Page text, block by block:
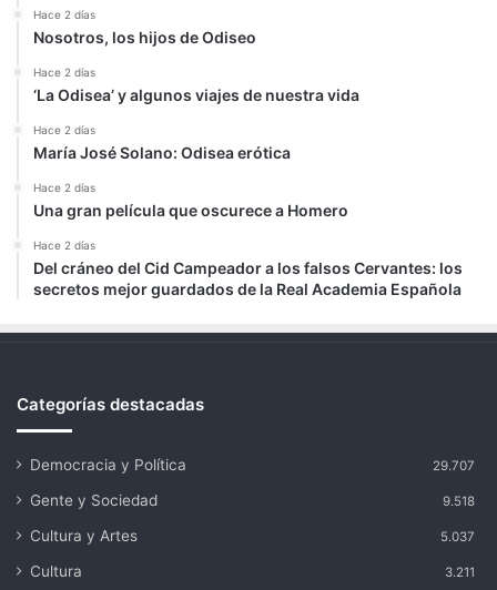
Hace 2 días
Nosotros, los hijos de Odiseo
Hace 2 días
‘La Odisea’ y algunos viajes de nuestra vida
Hace 2 días
María José Solano: Odisea erótica
Hace 2 días
Una gran película que oscurece a Homero
Hace 2 días
Del cráneo del Cid Campeador a los falsos Cervantes: los
secretos mejor guardados de la Real Academia Española
Categorías destacadas
Democracia y Política 29.707
Gente y Sociedad 9.518
Cultura y Artes 5.037
Cultura 3.211